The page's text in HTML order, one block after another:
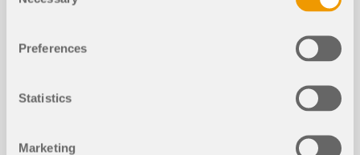
Preferences
Statistics
Marketing
在线培训 | RFEM für Studenten | 板件 3 |